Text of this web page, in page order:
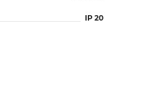
IP 20